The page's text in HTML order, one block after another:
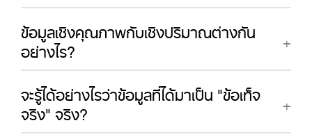
ข้อมูลเชิงคุณภาพกับเชิงปริมาณต่างกัน
อย่างไร?
จะรู้ได้อย่างไรว่าข้อมูลที่ได้มาเป็น "ข้อเท็จ
จริง" จริง?